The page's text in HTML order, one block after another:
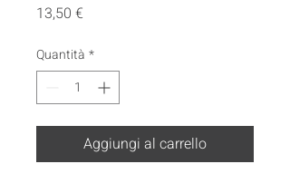
13,50 €
Quantità *
Aggiungi al carrello